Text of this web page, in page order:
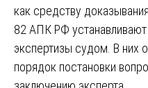
как средству
82 АПК РФ устанавливают
экспертизы судом. В них
порядок постановки